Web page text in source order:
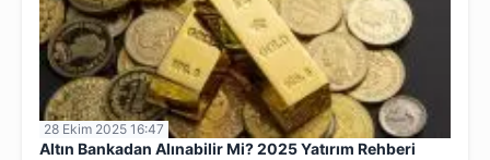
28 Ekim 2025 16:47
Altın Bankadan Alınabilir Mi? 2025 Yatırım Rehberi